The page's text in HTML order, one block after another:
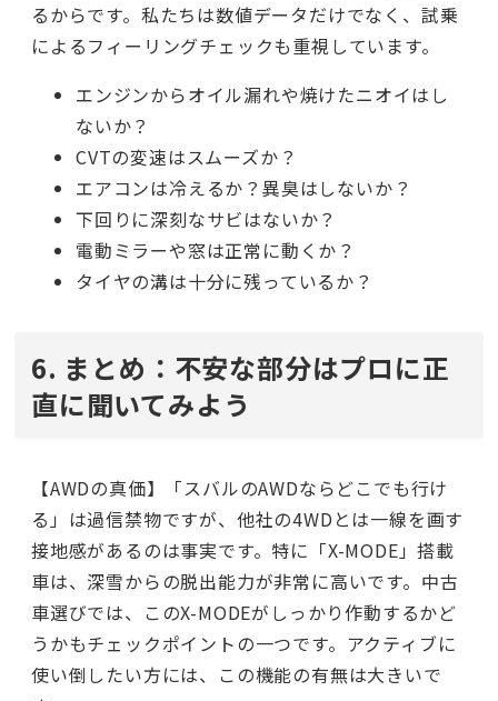
るからです。私たちは数値データだけでなく、試乗
によるフィーリングチェックも重視しています。
エンジンからオイル漏れや焼けたニオイはし
ないか？
CVTの変速はスムーズか？
エアコンは冷えるか？異臭はしないか？
下回りに深刻なサビはないか？
電動ミラーや窓は正常に動くか？
タイヤの溝は十分に残っているか？
6. まとめ：不安な部分はプロに正
直に聞いてみよう
【AWDの真価】「スバルのAWDならどこでも行け
る」は過信禁物ですが、他社の4WDとは一線を画す
接地感があるのは事実です。特に「X-MODE」搭載
車は、深雪からの脱出能力が非常に高いです。中古
車選びでは、このX-MODEがしっかり作動するかど
うかもチェックポイントの一つです。アクティブに
使い倒したい方には、この機能の有無は大きいで